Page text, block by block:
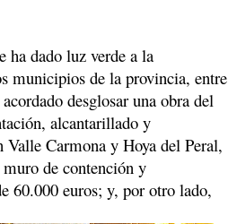
ha dado luz verde a la
municipios de la provincia, entre
desglosar una obra del
alcantarillado y
Valle Carmona y Hoya del Peral,
de contención y
60.000 euros; y, por otro lado,